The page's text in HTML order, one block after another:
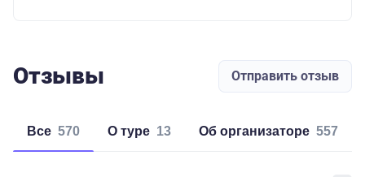
Отзывы Отправить отзыв
Все 570 о туре 13 об организаторе 557